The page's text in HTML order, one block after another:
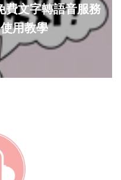
費文字轉語音服務
用教學